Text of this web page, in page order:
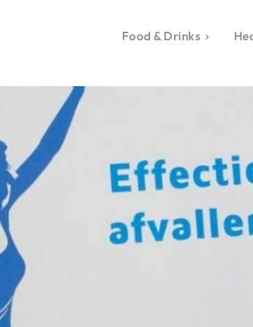
Lifestyle, Sport &
Duurzaamheid
Top 5 van Valerie
Health & Beauty
Food & Drinks